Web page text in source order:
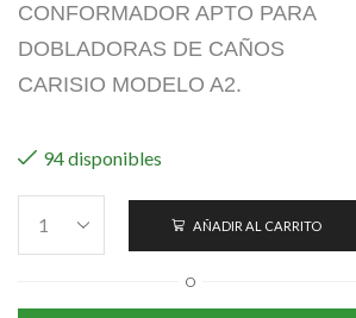
CONFORMADOR APTO PARA
DOBLADORAS DE CAÑOS
CARISIO MODELO A2.
94 disponibles
AÑADIR AL CARRITO
O